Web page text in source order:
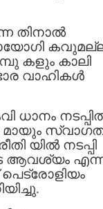
തിനാല്‍
കളും കാലി
വാഹികൾ
ധാനം
യില്‍ നടപ്പി
ആവശ്യം